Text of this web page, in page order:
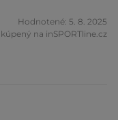
Hodnotené: 5. 8. 2025
na inSPORTline.cz